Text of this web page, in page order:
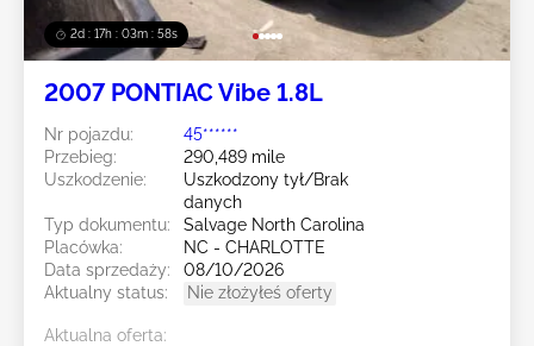
2d : 17h : 03m : 55s
2007 PONTIAC Vibe 1.8L
Nr pojazdu:
45******
Przebieg:
290,489 mile
Uszkodzenie:
Uszkodzony tył/Brak
danych
Typ dokumentu:
Salvage North Carolina
Placówka:
NC - CHARLOTTE
Data sprzedaży:
08/10/2026
Aktualny status:
Nie złożyłeś oferty
Aktualna oferta: